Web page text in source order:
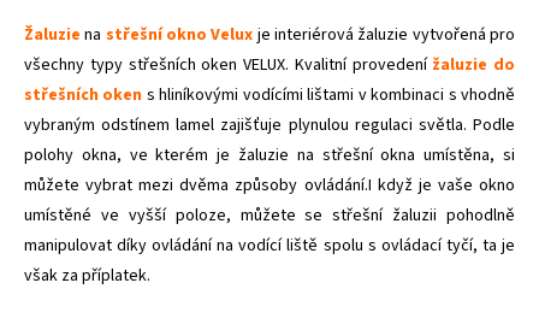
Žaluzie na střešní okno Velux je interiérová žaluzie vytvořená pro
všechny typy střešních oken VELUX. Kvalitní provedení žaluzie do
střešních oken s hliníkovými vodícími lištami v kombinaci s vhodně
vybraným odstínem lamel zajišťuje plynulou regulaci světla. Podle
polohy okna, ve kterém je žaluzie na střešní okna umístěna, si
můžete vybrat mezi dvěma způsoby ovládání.I když je vaše okno
umístěné ve vyšší poloze, můžete se střešní žaluzii pohodlně
manipulovat díky ovládání na vodící liště spolu s ovládací tyčí, ta je
však za příplatek.